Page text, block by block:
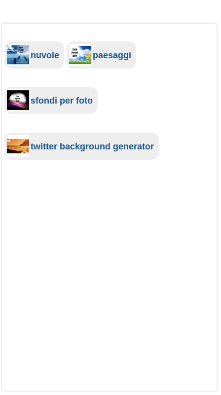
nuvole paesaggi
sfondi per foto
twitter background generator